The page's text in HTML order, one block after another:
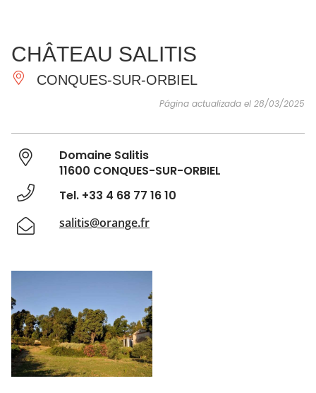
IMPRESCINDIBLES
HACER
INSPIRACIONES
CHÂTEAU SALITIS
CONQUES-SUR-ORBIEL
Página actualizada el 28/03/2025
Domaine Salitis
11600 CONQUES-SUR-ORBIEL
Tel. +33 4 68 77 16 10
salitis@orange.fr